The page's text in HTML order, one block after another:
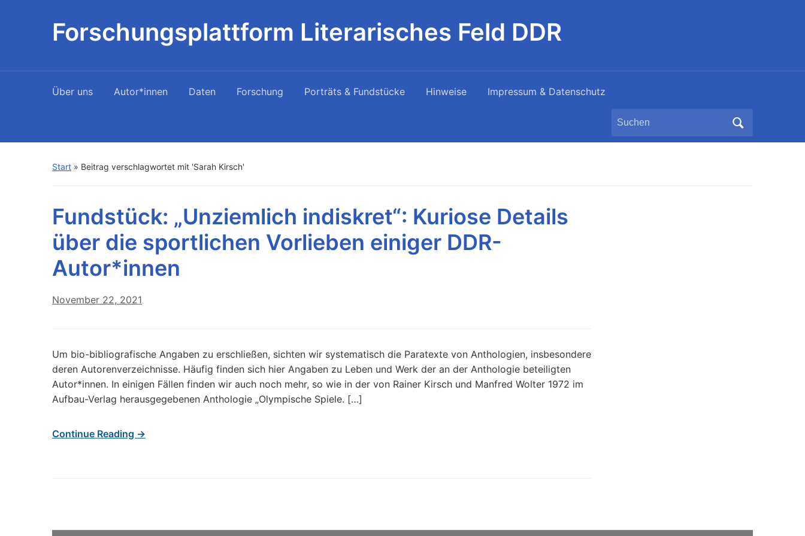
Forschungsplattform Literarisches Feld DDR
Über uns Autor*innen Daten Forschung Porträts & Fundstücke Hinweise Impressum & Datenschutz
Search
Start » Beitrag verschlagwortet mit 'Sarah Kirsch'
Fundstück: „Unziemlich indiskret“: Kuriose Details
über die sportlichen Vorlieben einiger DDR-
Autor*innen
November 22, 2021
Um bio-bibliografische Angaben zu erschließen, sichten wir systematisch die Paratexte von Anthologien, insbesondere
deren Autorenverzeichnisse. Häufig finden sich hier Angaben zu Leben und Werk der an der Anthologie beteiligten
Autor*innen. In einigen Fällen finden wir auch noch mehr, so wie in der von Rainer Kirsch und Manfred Wolter 1972 im
Aufbau-Verlag herausgegebenen Anthologie „Olympische Spiele. […]
Continue Reading →